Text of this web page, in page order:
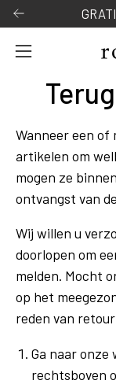
Door
naar
content
Open
navigatiemenu
Wanneer een of
artikelen om
mogen ze
ontvangst van
Wij willen u
doorlopen om
melden. Mocht
op het
reden van
Ga naar onze
rechtsboven